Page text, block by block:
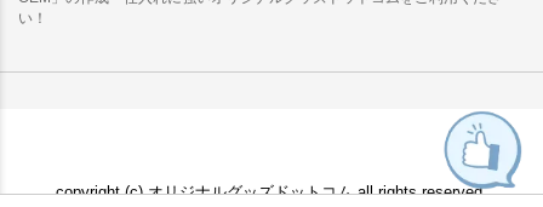
い！
copyright (c) オリジナルグッズドットコム all rights reserved.